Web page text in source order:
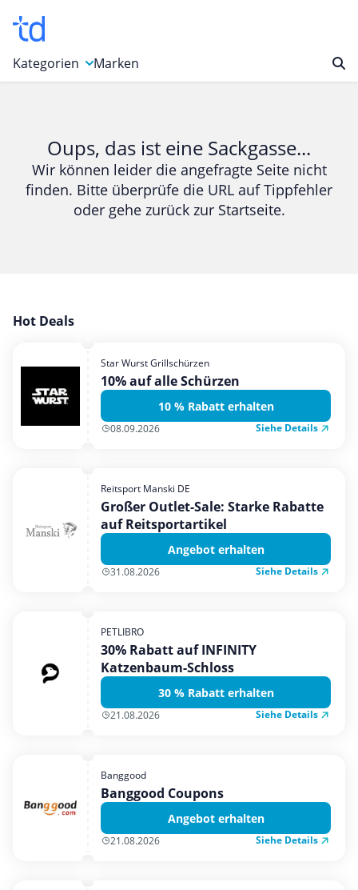
Kategorien
Bücher & Magazine
Computer & Elektronik
Entertainment & Media
Garten, Haushalt & Tiere
Mobilfunk & Internet
Mode & Accessoires
Shopping
Urlaub & Reise
Marken
Oups, das ist eine Sackgasse...
Wir können leider die angefragte Seite nicht
finden. Bitte überprüfe die URL auf Tippfehler
oder gehe zurück zur Startseite.
Hot Deals
Star Wurst Grillschürzen
10% auf alle Schürzen
10 % Rabatt erhalten
08.09.2026 Siehe Details
Reitsport Manski DE
Großer Outlet-Sale: Starke Rabatte
auf Reitsportartikel
Angebot erhalten
31.08.2026 Siehe Details
PETLIBRO
30% Rabatt auf INFINITY
Katzenbaum-Schloss
30 % Rabatt erhalten
21.08.2026 Siehe Details
Banggood
Banggood Coupons
Angebot erhalten
21.08.2026 Siehe Details